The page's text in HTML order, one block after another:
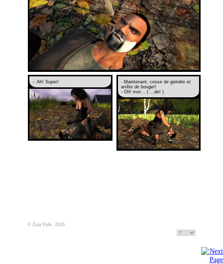
-- Ah! Super!
- Maintenant, cesse de geindre et
arrête de bouger!
- Oh! mer... ( ...de! )
© Zeja Pyle, 2016.